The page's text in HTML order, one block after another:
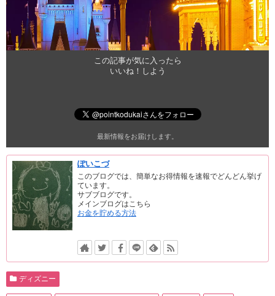
この記事が気に入ったら
いいね！しよう
最新情報をお届けします。
ぽいこづ
このブログでは、簡単なお得情報を速報でどんどん挙げ
ています。
サブブログです。
メインブログはこちら
お金を貯める方法
ディズニー